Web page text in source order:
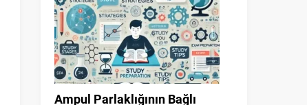
Ampul Parlaklığının Bağlı